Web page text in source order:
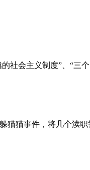
社会主义制度”、“三
猫事件，将几个渎